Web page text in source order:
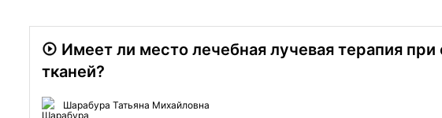
Имеет ли место лечебная лучевая терапия
тканей?
Шарабура Татьяна Михайловна